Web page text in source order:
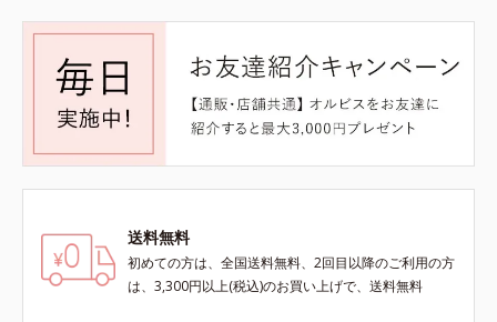
送料無料
初めての方は、全国送料無料、2回目以降のご利用の方
は、3,300円以上(税込)のお買い上げで、送料無料